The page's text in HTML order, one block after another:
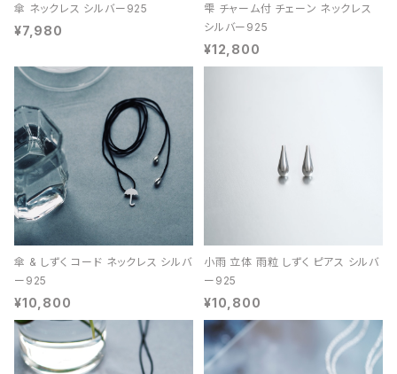
傘 ネックレス シルバー925
¥7,980
雫 チャーム付 チェーン ネックレス
シルバー925
¥12,800
傘 & しずく コード ネックレス シルバ
ー925
¥10,800
小雨 立体 雨粒 しずく ピアス シルバ
ー925
¥10,800